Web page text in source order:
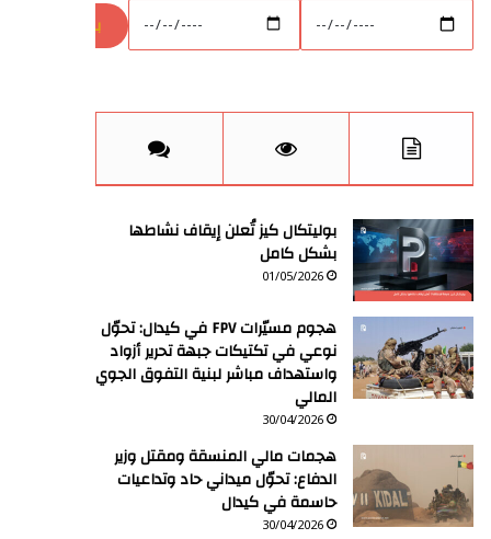
بوليتكال كيز تُعلن إيقاف نشاطها
بشكل كامل
01/05/2026
هجوم مسيّرات FPV في كيدال: تحوّل
نوعي في تكتيكات جبهة تحرير أزواد
واستهداف مباشر لبنية التفوق الجوي
المالي
30/04/2026
هجمات مالي المنسقة ومقتل وزير
الدفاع: تحوّل ميداني حاد وتداعيات
حاسمة في كيدال
30/04/2026